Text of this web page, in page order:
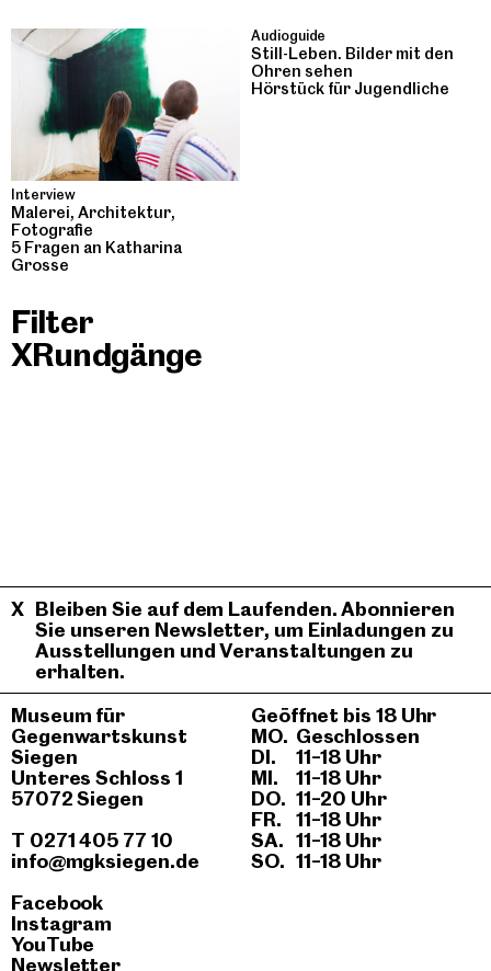
Interview
Malerei, Architektur,
Fotografie
5 Fragen an Katharina
Grosse
Audioguide
Still-Leben. Bilder mit den
Ohren sehen
Hörstück für Jugendliche
Filter
Rundgänge
Museum für
Gegenwartskunst
Siegen
Unteres Schloss 1
57072 Siegen
T 0271 405 77 10
info@mgksiegen.de
Facebook
Instagram
YouTube
Newsletter
Geöffnet bis 18 Uhr
MO. Geschlossen
DI.
11–18 Uhr
MI.
11–18 Uhr
DO. 11–20 Uhr
FR.
11–18 Uhr
SA. 11–18 Uhr
SO. 11–18 Uhr
Bleiben Sie auf dem Laufenden. Abonnieren
Sie unseren Newsletter, um Einladungen zu
Ausstellungen und Veranstaltungen zu
erhalten.